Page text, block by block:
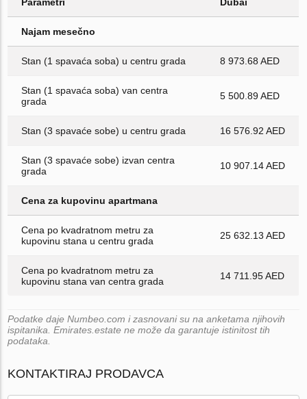
Najam mesečno
Stan (1 spavaća soba) u centru grada 8 973.68 AED
Stan (1 spavaća soba) van centra
grada
5 500.89 AED
Stan (3 spavaće sobe) u centru grada 16 576.92 AED
Stan (3 spavaće sobe) izvan centra
grada
10 907.14 AED
Cena za kupovinu apartmana
Cena po kvadratnom metru za
kupovinu stana u centru grada
25 632.13 AED
Cena po kvadratnom metru za
kupovinu stana van centra grada
14 711.95 AED
Podatke daje Numbeo.com i zasnovani su na anketama njihovih
ispitanika. Emirates.estate ne može da garantuje istinitost tih
podataka.
KONTAKTIRAJ PRODAVCA